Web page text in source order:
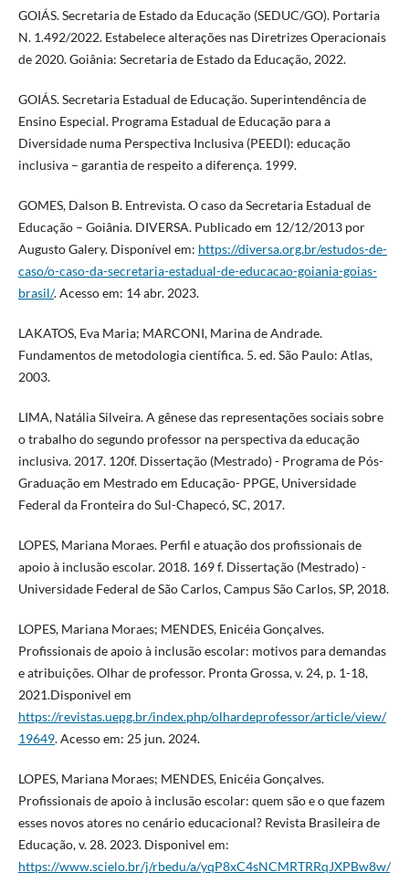
GOIÁS. Secretaria de Estado da Educação (SEDUC/GO). Portaria
N. 1.492/2022. Estabelece alterações nas Diretrizes Operacionais
de 2020. Goiânia: Secretaria de Estado da Educação, 2022.
GOIÁS. Secretaria Estadual de Educação. Superintendência de
Ensino Especial. Programa Estadual de Educação para a
Diversidade numa Perspectiva Inclusiva (PEEDI): educação
inclusiva – garantia de respeito a diferença. 1999.
GOMES, Dalson B. Entrevista. O caso da Secretaria Estadual de
Educação – Goiânia. DIVERSA. Publicado em 12/12/2013 por
Augusto Galery. Disponível em: https://diversa.org.br/estudos-de-
caso/o-caso-da-secretaria-estadual-de-educacao-goiania-goias-
brasil/. Acesso em: 14 abr. 2023.
LAKATOS, Eva Maria; MARCONI, Marina de Andrade.
Fundamentos de metodologia científica. 5. ed. São Paulo: Atlas,
2003.
LIMA, Natália Silveira. A gênese das representações sociais sobre
o trabalho do segundo professor na perspectiva da educação
inclusiva. 2017. 120f. Dissertação (Mestrado) - Programa de Pós-
Graduação em Mestrado em Educação- PPGE, Universidade
Federal da Fronteira do Sul-Chapecó, SC, 2017.
LOPES, Mariana Moraes. Perfil e atuação dos profissionais de
apoio à inclusão escolar. 2018. 169 f. Dissertação (Mestrado) -
Universidade Federal de São Carlos, Campus São Carlos, SP, 2018.
LOPES, Mariana Moraes; MENDES, Enicéia Gonçalves.
Profissionais de apoio à inclusão escolar: motivos para demandas
e atribuições. Olhar de professor. Pronta Grossa, v. 24, p. 1-18,
2021.Disponivel em
https://revistas.uepg.br/index.php/olhardeprofessor/article/view/
19649. Acesso em: 25 jun. 2024.
LOPES, Mariana Moraes; MENDES, Enicéia Gonçalves.
Profissionais de apoio à inclusão escolar: quem são e o que fazem
esses novos atores no cenário educacional? Revista Brasileira de
Educação, v. 28. 2023. Disponivel em:
https://www.scielo.br/j/rbedu/a/yqP8xC4sNCMRTRRqJXPBw8w/